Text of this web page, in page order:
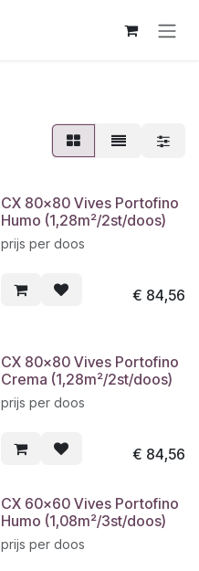
CX 80x80 Vives Portofino
Humo (1,28m²/2st/doos)
prijs per doos
€ 84,56
CX 80x80 Vives Portofino
Crema (1,28m²/2st/doos)
prijs per doos
€ 84,56
CX 60x60 Vives Portofino
Humo (1,08m²/3st/doos)
prijs per doos